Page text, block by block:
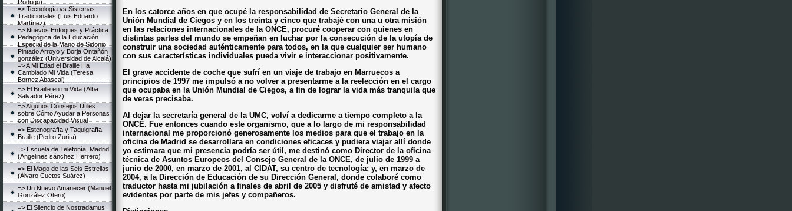
Rodrigo)
=> Tecnología vs Sistemas
Tradicionales (Luis Eduardo
Martínez)
=> Nuevos Enfoques y Práctica
Pedagógica de la Educación
Especial de la Mano de Sidonio
Pintado Arroyo y Borja Ontañón
gonzález (Universidad de Alcalá)
=> A Mi Edad el Braille Ha
Cambiado Mi Vida (Teresa
Bornez Abascal)
=> El Braille en mi Vida (Alba
Salvador Pérez)
=> Algunos Consejos Útiles
sobre Cómo Ayudar a Personas
con Discapacidad Visual
=> Estenografía y Taquigrafía
Braille (Pedro Zurita)
=> Escuela de Telefonía, Madrid
(Angelines sánchez Herrero)
=> El Mago de las Seis Estrellas
(Álvaro Cuetos Suárez)
=> Un Nuevo Amanecer (Manuel
González Otero)
=> El Silencio de Nostradamus
En los catorce años en que ocupé la responsabilidad de Secretario General de la
Unión Mundial de Ciegos y en los treinta y cinco que trabajé con una u otra misión
en las relaciones internacionales de la ONCE, procuré cooperar con quienes en
distintas partes del mundo se empeñan en luchar por la consecución de la utopía de
construir una sociedad auténticamente para todos, en la que cualquier ser humano
con sus características individuales pueda vivir e interaccionar positivamente.
El grave accidente de coche que sufrí en un viaje de trabajo en Marruecos a
principios de 1997 me impulsó a no volver a presentarme a la reelección en el cargo
que ocupaba en la Unión Mundial de Ciegos, a fin de lograr la vida más tranquila que
de veras precisaba.
Al dejar la secretaría general de la UMC, volví a dedicarme a tiempo completo a la
ONCE. Fue entonces cuando este organismo, que a lo largo de mi responsabilidad
internacional me proporcionó generosamente los medios para que el trabajo en la
oficina de Madrid se desarrollara en condiciones eficaces y pudiera viajar allí donde
yo estimara que mi presencia podría ser útil, me destinó como Director de la oficina
técnica de Asuntos Europeos del Consejo General de la ONCE, de julio de 1999 a
junio de 2000, en marzo de 2001, al CIDAT, su centro de tecnología; y, en marzo de
2004, a la Dirección de Educación de su Dirección General, donde colaboré como
traductor hasta mi jubilación a finales de abril de 2005 y disfruté de amistad y afecto
evidentes por parte de mis jefes y compañeros.